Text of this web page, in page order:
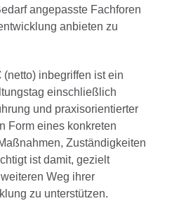
angepasste Fachforen
anbieten zu
(netto) inbegriffen ist ein
einschließlich
und praxisorientierter
Form eines konkreten
Zuständigkeiten
ist damit, gezielt
Weg ihrer
zu unterstützen.